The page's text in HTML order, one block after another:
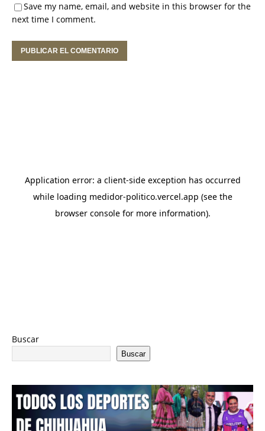
Save my name, email, and website in this browser for the
next time I comment.
Buscar
Buscar